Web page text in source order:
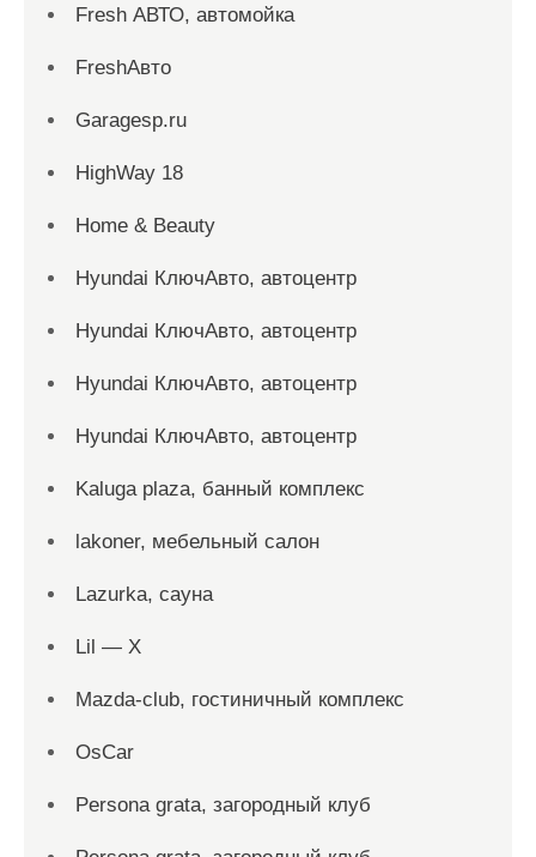
Fresh АВТО, автомойка
FreshАвто
Garagesp.ru
HighWay 18
Home & Beauty
Hyundai КлючАвто, автоцентр
Hyundai КлючАвто, автоцентр
Hyundai КлючАвто, автоцентр
Hyundai КлючАвто, автоцентр
Kaluga plaza, банный комплекс
lakoner, мебельный салон
Lazurka, сауна
Lil — X
Mazda-club, гостиничный комплекс
OsCar
Persona grata, загородный клуб